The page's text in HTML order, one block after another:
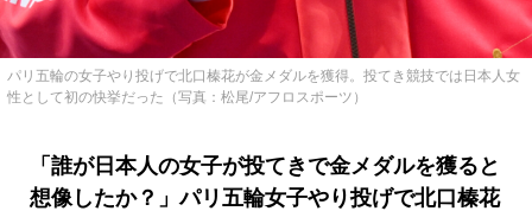
パリ五輪の女子やり投げで北口榛花が金メダルを獲得。投てき競技では日本人女
性として初の快挙だった（写真：松尾/アフロスポーツ）
「誰が日本人の女子が投てきで金メダルを獲ると
想像したか？」パリ五輪女子やり投げで北口榛花